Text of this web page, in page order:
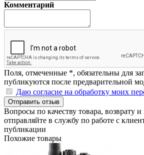
Комментарий
Поля, отмеченные *, обязательны для
публикуются после предварительной
Даю согласие на обработку моих
Отправить отзыв
Вопросы по качеству товара, возврату
отправляйте в службу по работе с
публикации
Похожие товары